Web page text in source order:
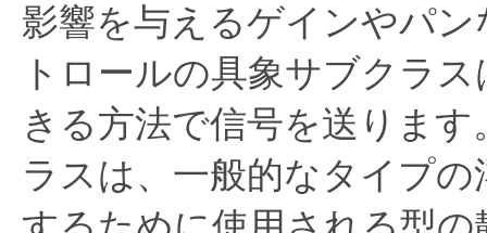
影響を与えるゲインやパン
トロールの具象サブクラ
きる方法で信号を送ります
ラスは、一般的なタイプ